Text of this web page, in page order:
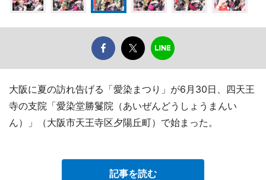
大阪に夏の訪れ告げる「愛染まつり」が6月30日、四天王
寺の支院「愛染堂勝鬘院（あいぜんどうしょうまんい
ん）」（大阪市天王寺区夕陽丘町）で始まった。
記事を読む